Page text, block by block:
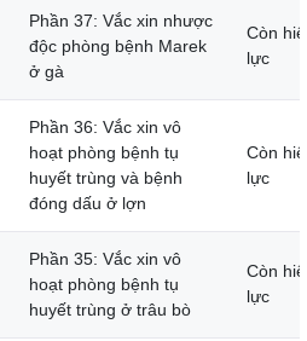
Phần 37: Vắc xin nhược
độc phòng bệnh Marek
ở gà
Còn
lực
Phần 36: Vắc xin vô
hoạt phòng bệnh tụ
huyết trùng và bệnh
đóng dấu ở lợn
Còn
lực
Phần 35: Vắc xin vô
hoạt phòng bệnh tụ
huyết trùng ở trâu bò
Còn
lực